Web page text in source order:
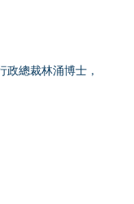
總裁林涌博士，